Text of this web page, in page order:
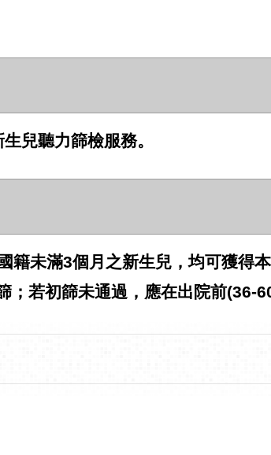
兒聽力篩檢服務。
籍未滿3個月之新生兒，均可獲得
若初篩未通過，應在出院前(36-